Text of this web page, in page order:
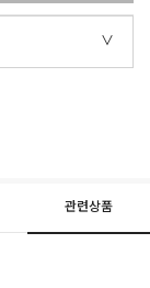
관련상품